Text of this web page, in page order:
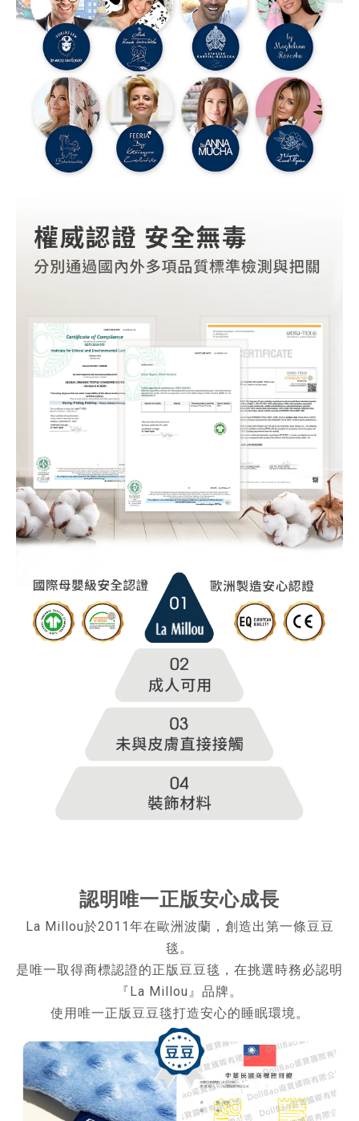
認明唯一正版安心成長
La Millou於2011年在歐洲波蘭，創造出第一條豆豆
毯。
是唯一取得商標認證的正版豆豆毯，在挑選時務必認明
『La Millou』品牌。
使用唯一正版豆豆毯打造安心的睡眠環境。